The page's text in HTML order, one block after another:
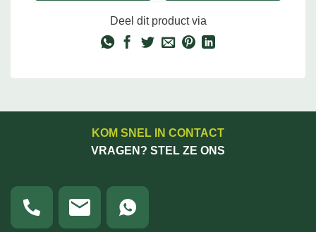
Deel dit product via
KOM SNEL IN CONTACT
VRAGEN? STEL ZE ONS